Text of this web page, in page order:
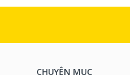
CHUYÊN MỤC